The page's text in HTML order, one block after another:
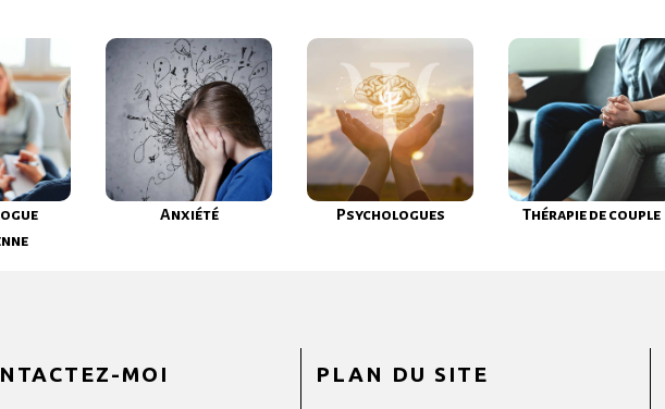
Anxiété Psychologues Thérapie de couple
MOI PLAN DU SITE